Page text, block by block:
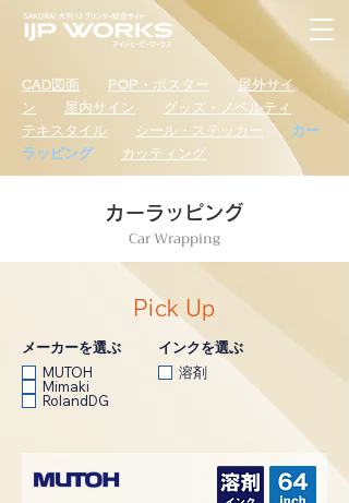
CAD図面 POP・ポスター
屋外サイ
ン
屋内サイン
グッズ・ノベルティ
テキスタイル
シール・ステッカー
カー
ラッピング
カッティング
Car Wrapping
カーラッピング
Pick Up
メーカーを選ぶ
MUTOH
Mimaki
RolandDG
インクを選ぶ
溶剤